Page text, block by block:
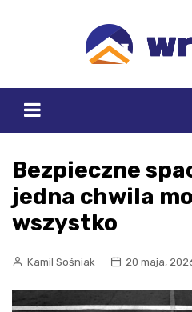
Bezpieczne
jedna chwila
wszystko
Kamil Sośniak 20 maja,